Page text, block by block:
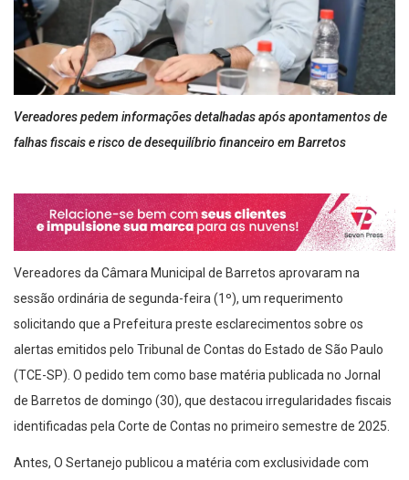
Vereadores pedem informações detalhadas após apontamentos de
falhas fiscais e risco de desequilíbrio financeiro em Barretos
Vereadores da Câmara Municipal de Barretos aprovaram na
sessão ordinária de segunda-feira (1º), um requerimento
solicitando que a Prefeitura preste esclarecimentos sobre os
alertas emitidos pelo Tribunal de Contas do Estado de São Paulo
(TCE-SP). O pedido tem como base matéria publicada no Jornal
de Barretos de domingo (30), que destacou irregularidades fiscais
identificadas pela Corte de Contas no primeiro semestre de 2025.
Antes, O Sertanejo publicou a matéria com exclusividade com